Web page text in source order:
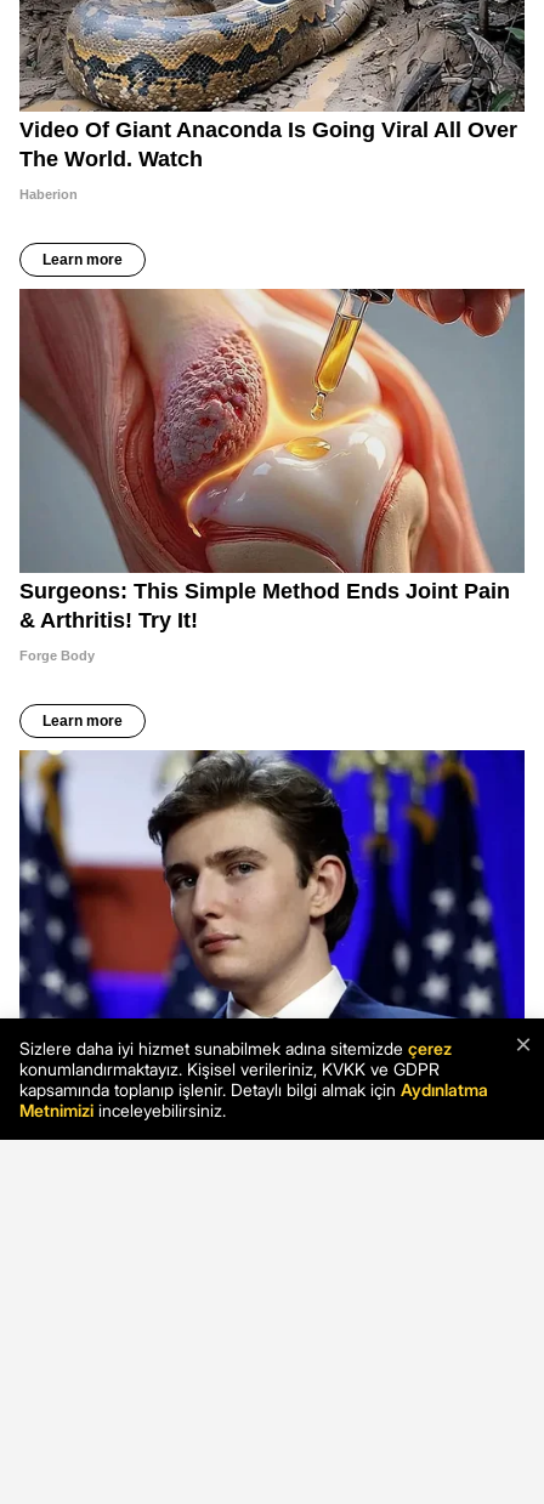
×
Sizlere daha iyi hizmet sunabilmek adına sitemizde çerez
konumlandırmaktayız. Kişisel verileriniz, KVKK ve GDPR
kapsamında toplanıp işlenir. Detaylı bilgi almak için Aydınlatma
Metnimizi inceleyebilirsiniz.